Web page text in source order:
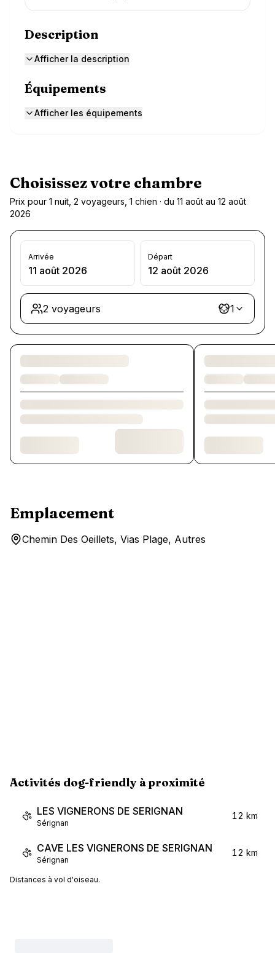
Description
Afficher la description
Équipements
Afficher les équipements
Choisissez votre chambre
Prix pour 1 nuit, 2 voyageurs, 1 chien · du 11 août au 12 août
2026
Arrivée
11 août 2026
Départ
12 août 2026
2 voyageurs 1
Chargement des chambres et des formules…
Emplacement
Chemin Des Oeillets, Vias Plage, Autres
Activités dog-friendly à proximité
LES VIGNERONS DE SERIGNAN
Sérignan
12 km
CAVE LES VIGNERONS DE SERIGNAN
Sérignan
12 km
Distances à vol d'oiseau.